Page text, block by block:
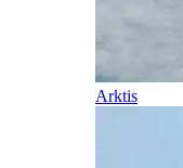
Arktis